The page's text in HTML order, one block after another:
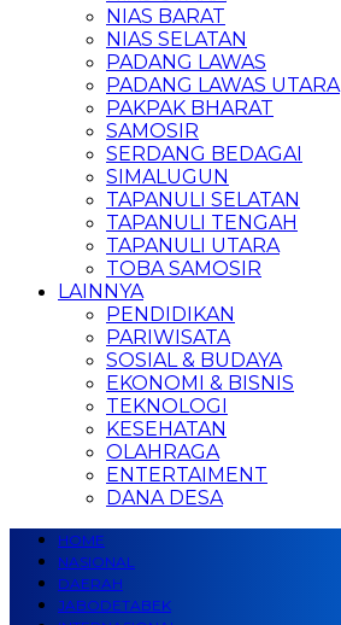
NIAS BARAT
NIAS SELATAN
PADANG LAWAS
PADANG LAWAS UTARA
PAKPAK BHARAT
SAMOSIR
SERDANG BEDAGAI
SIMALUGUN
TAPANULI SELATAN
TAPANULI TENGAH
TAPANULI UTARA
TOBA SAMOSIR
LAINNYA
PENDIDIKAN
PARIWISATA
SOSIAL & BUDAYA
EKONOMI & BISNIS
TEKNOLOGI
KESEHATAN
OLAHRAGA
ENTERTAIMENT
DANA DESA
HOME
NASIONAL
DAERAH
JABODETABEK